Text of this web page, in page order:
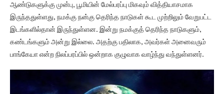
ஆண்டுகளுக்கு முன்பு, பூமியின் மேல்பரப்பு மிகவும் வித்தியாசமாக
இருந்ததுள்ளது, நமக்கு நன்கு தெரிந்த நாடுகள் கூட முற்றிலும் வேறுபட்ட
இடங்களில்தான் இருந்துள்ளன. இன்று நமக்குத் தெரிந்த நாடுகளும்,
கண்டங்களும் அன்று இல்லை. அதற்கு பதிலாக, அவர்கள் அனைவரும்
பாங்கேயா என்ற நிலப்பரப்பில் ஒன்றாக குழுவாக வாழ்ந்து வந்துள்ளனர்.